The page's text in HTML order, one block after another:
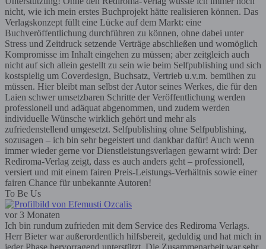
nicht, wie ich mein erstes Buchprojekt hätte realisieren können. Das
Verlagskonzept füllt eine Lücke auf dem Markt: eine
Buchveröffentlichung durchführen zu können, ohne dabei unter
Stress und Zeitdruck setzende Verträge abschließen und womöglich
Kompromisse im Inhalt eingehen zu müssen; aber zeitgleich auch
nicht auf sich allein gestellt zu sein wie beim Selfpublishing und sich
kostspielig um Coverdesign, Buchsatz, Vertrieb u.v.m. bemühen zu
müssen. Hier bleibt man selbst der Autor seines Werkes, die für den
Laien schwer umsetzbaren Schritte der Veröffentlichung werden
professionell und adäquat abgenommen, und zudem werden
individuelle Wünsche wirklich gehört und mehr als
zufriedenstellend umgesetzt. Selfpublishing ohne Selfpublishing,
sozusagen – ich bin sehr begeistert und dankbar dafür! Auch wenn
immer wieder gerne vor Dienstleistungsverlagen gewarnt wird: Der
Rediroma-Verlag zeigt, dass es auch anders geht – professionell,
versiert und mit einem fairen Preis-Leistungs-Verhältnis sowie einer
fairen Chance für unbekannte Autoren!
To Be Us
vor 3 Monaten
Ich bin rundum zufrieden mit dem Service des Rediroma Verlags.
Herr Bieter war außerordentlich hilfsbereit, geduldig und hat mich in